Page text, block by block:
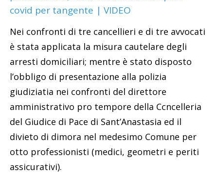
covid per tangente | VIDEO
Nei confronti di tre cancellieri e di tre avvocati
è stata applicata la misura cautelare degli
arresti domiciliari; mentre è stato disposto
l’obbligo di presentazione alla polizia
giudiziatia nei confronti del direttore
amministrativo pro tempore della Ccncelleria
del Giudice di Pace di Sant’Anastasia ed il
divieto di dimora nel medesimo Comune per
otto professionisti (medici, geometri e periti
assicurativi).